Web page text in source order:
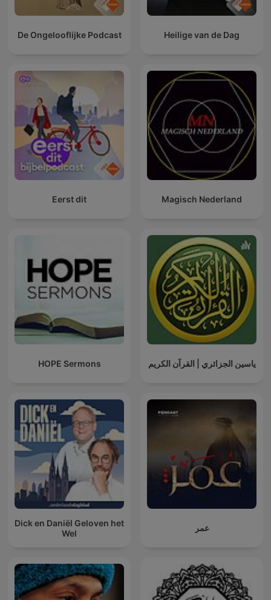
De Ongelooflijke Podcast Heilige van de Dag
Eerst dit Magisch Nederland
HOPE Sermons ياسين الجزائري | القرآن الكريم
Dick en Daniël Geloven het
Wel
عمر